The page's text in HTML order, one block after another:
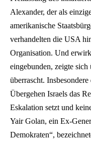
Alexander, der als
amerikanische
verhandelten die USA
Organisation. Und
eingebunden, zeigte
überrascht.
Übergehen Israels das
Eskalation setzt und
Yair Golan, ein Ex-
Demokraten“,